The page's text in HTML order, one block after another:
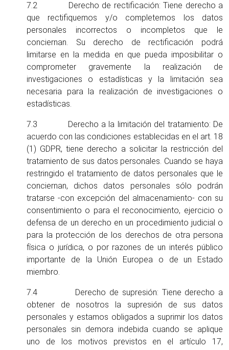
7.2 Derecho de rectificación: Tiene derecho a
que rectifiquemos y/o completemos los datos
personales incorrectos o incompletos que le
conciernan. Su derecho de rectificación podrá
limitarse en la medida en que pueda imposibilitar o
comprometer gravemente la realización de
investigaciones o estadísticas y la limitación sea
necesaria para la realización de investigaciones o
estadísticas.
7.3 Derecho a la limitación del tratamiento: De
acuerdo con las condiciones establecidas en el art. 18
(1) GDPR, tiene derecho a solicitar la restricción del
tratamiento de sus datos personales. Cuando se haya
restringido el tratamiento de datos personales que le
conciernan, dichos datos personales sólo podrán
tratarse -con excepción del almacenamiento- con su
consentimiento o para el reconocimiento, ejercicio o
defensa de un derecho en un procedimiento judicial o
para la protección de los derechos de otra persona
física o jurídica, o por razones de un interés público
importante de la Unión Europea o de un Estado
miembro.
7.4 Derecho de supresión: Tiene derecho a
obtener de nosotros la supresión de sus datos
personales y estamos obligados a suprimir los datos
personales sin demora indebida cuando se aplique
uno de los motivos previstos en el artículo 17,